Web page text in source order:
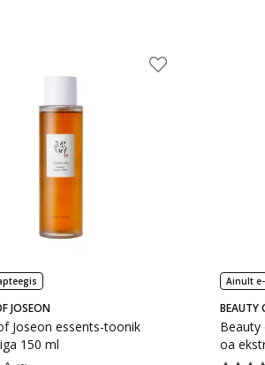
JOSEON
Joseon essents-toonik
150 ml
Ainult
BEAUTY
Beauty
oa